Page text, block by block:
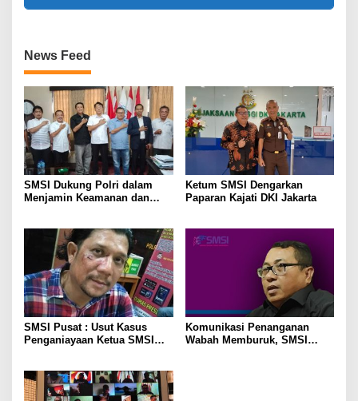
News Feed
SMSI Dukung Polri dalam
Menjamin Keamanan dan
Ketum SMSI Dengarkan
Paparan Kajati DKI Jakarta
SMSI Pusat : Usut Kasus
Penganiayaan Ketua SMSI
Komunikasi Penanganan
Wabah Memburuk, SMSI